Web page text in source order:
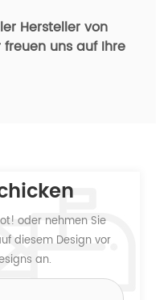
Hersteller von
freuen uns auf Ihre
oder nehmen Sie
diesem Design vor
an.